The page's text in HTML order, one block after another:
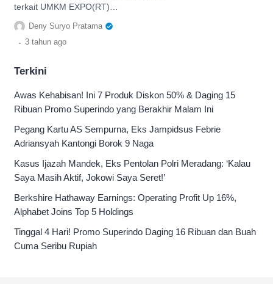
terkait UMKM EXPO(RT)
BRILIANPRENEUR yang digadang-
gadang bisa perkuat ekosistem UMKM.
Deny Suryo Pratama
. 3 tahun ago
Terkini
Awas Kehabisan! Ini 7 Produk Diskon 50% & Daging 15
Ribuan Promo Superindo yang Berakhir Malam Ini
Pegang Kartu AS Sempurna, Eks Jampidsus Febrie
Adriansyah Kantongi Borok 9 Naga
Kasus Ijazah Mandek, Eks Pentolan Polri Meradang: ‘Kalau
Saya Masih Aktif, Jokowi Saya Seret!’
Berkshire Hathaway Earnings: Operating Profit Up 16%,
Alphabet Joins Top 5 Holdings
Tinggal 4 Hari! Promo Superindo Daging 16 Ribuan dan Buah
Cuma Seribu Rupiah